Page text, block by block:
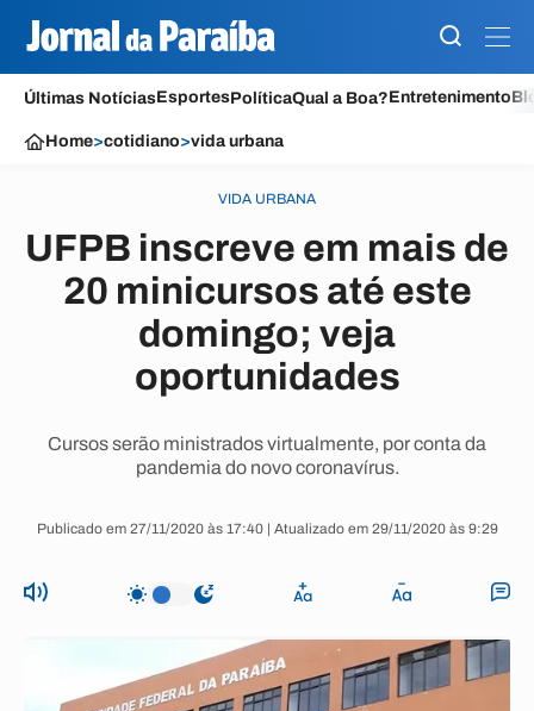
Últimas NotíciasEsportesPolíticaQual a Boa?Entretenimento
Home>cotidiano>vida urbana
VIDA URBANA
UFPB inscreve em mais de
20 minicursos até este
domingo; veja
oportunidades
Cursos serão ministrados virtualmente, por conta da
pandemia do novo coronavírus.
Publicado em 27/11/2020 às 17:40 | Atualizado em 29/11/2020 às 9:29